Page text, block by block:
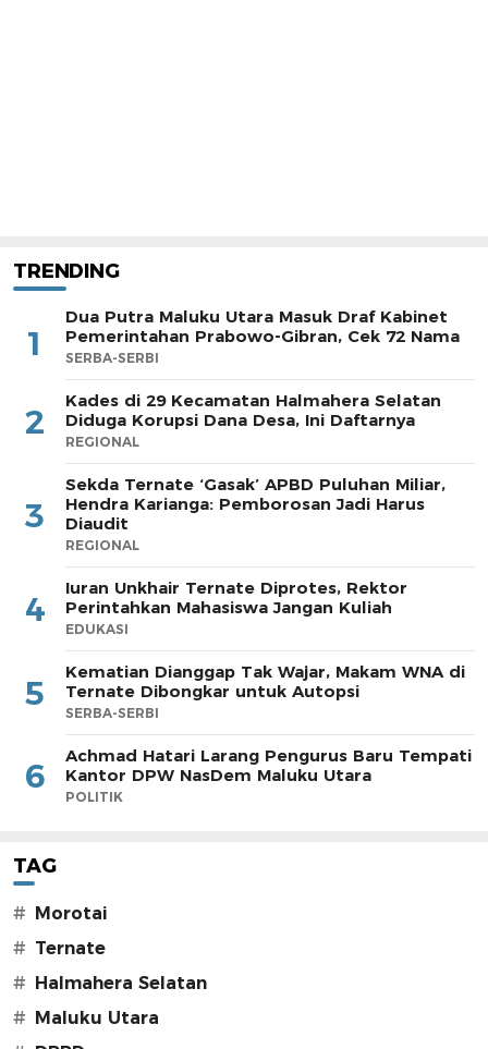
TRENDING
1
Dua Putra Maluku Utara Masuk Draf Kabinet
Pemerintahan Prabowo-Gibran, Cek 72 Nama
SERBA-SERBI
2
Kades di 29 Kecamatan Halmahera Selatan
Diduga Korupsi Dana Desa, Ini Daftarnya
REGIONAL
3
Sekda Ternate ‘Gasak’ APBD Puluhan Miliar,
Hendra Karianga: Pemborosan Jadi Harus
Diaudit
REGIONAL
4
Iuran Unkhair Ternate Diprotes, Rektor
Perintahkan Mahasiswa Jangan Kuliah
EDUKASI
5
Kematian Dianggap Tak Wajar, Makam WNA di
Ternate Dibongkar untuk Autopsi
SERBA-SERBI
6
Achmad Hatari Larang Pengurus Baru Tempati
Kantor DPW NasDem Maluku Utara
POLITIK
TAG
# Morotai
# Ternate
# Halmahera Selatan
# Maluku Utara